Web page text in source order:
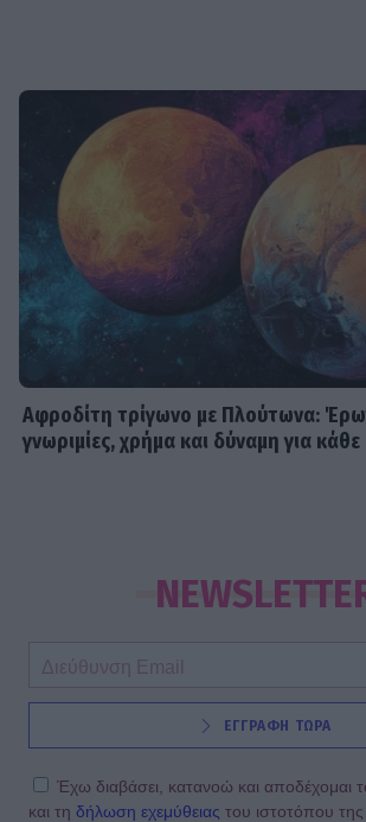
Αφροδίτη τρίγωνο με Πλούτωνα:
γνωριμίες, χρήμα και δύναμη για κάθε
ΕΓΓΡΑΦΗ ΤΩΡΑ
Έχω διαβάσει, κατανοώ και αποδέχομαι
και τη δήλωση εχεμύθειας του ιστοτόπου της